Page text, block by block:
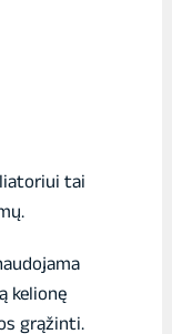
tai
kelionę
grąžinti.